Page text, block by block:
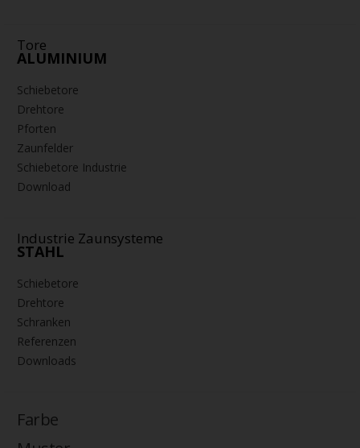
Tore
Schiebetore
Drehtore
Pforten
Zaunfelder
Schiebetore Industrie
Industrie Zaunsysteme
Schiebetore
Drehtore
Schranken
Referenzen